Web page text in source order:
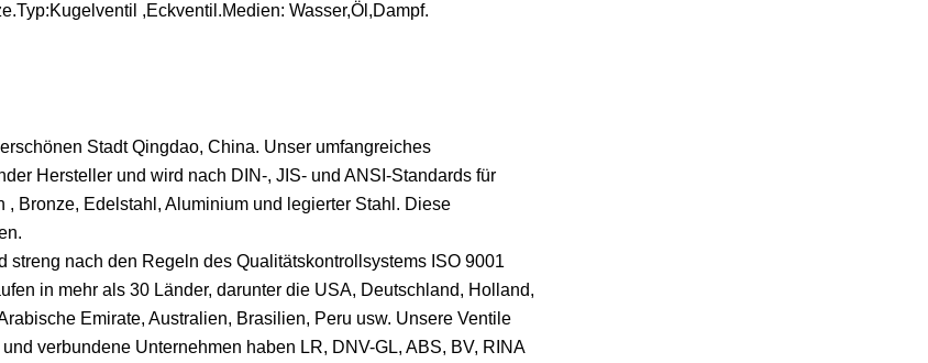
,Eckventil.Medien: Wasser,Öl,Dampf.
Stadt Qingdao, China. Unser umfangreiches
Hersteller und wird nach DIN-, JIS- und ANSI-Standards für
Bronze, Edelstahl, Aluminium und legierter Stahl. Diese
nach den Regeln des Qualitätskontrollsystems ISO 9001
in mehr als 30 Länder, darunter die USA, Deutschland, Holland,
Emirate, Australien, Brasilien, Peru usw. Unsere Ventile
verbundene Unternehmen haben LR, DNV-GL, ABS, BV, RINA